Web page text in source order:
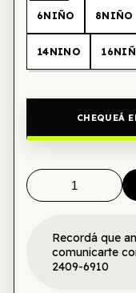
6NIÑO 8NIÑO
14NINO
CHEQUEÁ
Recordá que
comunicarte
2409-6910